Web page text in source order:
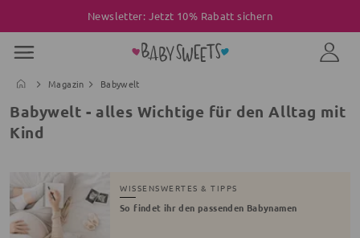
Newsletter: Jetzt 10% Rabatt sichern
Magazin Babywelt
Babywelt - alles Wichtige für den Alltag mit
Kind
WISSENSWERTES & TIPPS
So findet ihr den passenden Babynamen